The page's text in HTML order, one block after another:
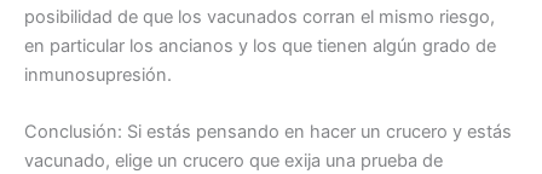
posibilidad de que los vacunados corran el mismo riesgo,
en particular los ancianos y los que tienen algún grado de
inmunosupresión.
Conclusión: Si estás pensando en hacer un crucero y estás
vacunado, elige un crucero que exija una prueba de